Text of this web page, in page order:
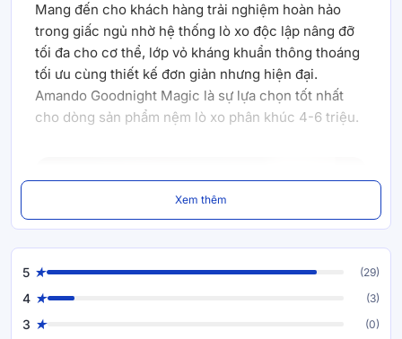
Mang đến cho khách hàng trải nghiệm hoàn hảo
trong giấc ngủ nhờ hệ thống lò xo độc lập nâng đỡ
tối đa cho cơ thể, lớp vỏ kháng khuẩn thông thoáng
tối ưu cùng thiết kế đơn giản nhưng hiện đại.
Amando Goodnight Magic là sự lựa chọn tốt nhất
cho dòng sản phẩm nệm lò xo phân khúc 4-6 triệu.
Xem thêm
5 (29)
4 (3)
3 (0)